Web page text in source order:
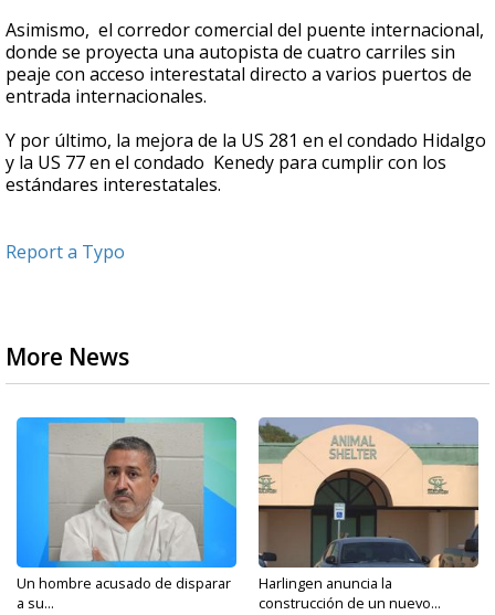
Asimismo, el corredor comercial del puente internacional,
donde se proyecta una autopista de cuatro carriles sin
peaje con acceso interestatal directo a varios puertos de
entrada internacionales.
Y por último, la mejora de la US 281 en el condado Hidalgo
y la US 77 en el condado Kenedy para cumplir con los
estándares interestatales.
Report a Typo
More News
Un hombre acusado de disparar
a su...
Harlingen anuncia la
construcción de un nuevo...